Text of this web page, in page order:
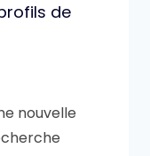
de
nouvelle